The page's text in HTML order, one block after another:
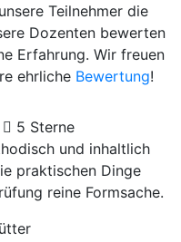
Teilnehmer die
Dozenten bewerten
Erfahrung. Wir freuen
ehrliche Bewertung!
5 Sterne
und inhaltlich
praktischen Dinge
reine Formsache.